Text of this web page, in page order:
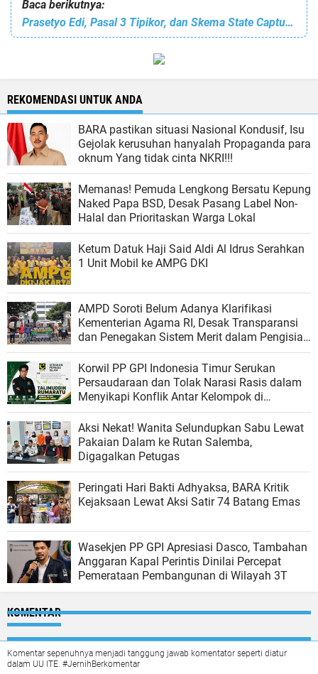
Baca berikutnya:
Prasetyo Edi, Pasal 3 Tipikor, dan Skema State Capture di Balik Pengadaan Tanah DKI
REKOMENDASI UNTUK ANDA
BARA pastikan situasi Nasional Kondusif, Isu
Gejolak kerusuhan hanyalah Propaganda para
oknum Yang tidak cinta NKRI!!!
Memanas! Pemuda Lengkong Bersatu Kepung
Naked Papa BSD, Desak Pasang Label Non-
Halal dan Prioritaskan Warga Lokal
Ketum Datuk Haji Said Aldi Al Idrus Serahkan
1 Unit Mobil ke AMPG DKI
AMPD Soroti Belum Adanya Klarifikasi
Kementerian Agama RI, Desak Transparansi
dan Penegakan Sistem Merit dalam Pengisian
Jabatan
Korwil PP GPI Indonesia Timur Serukan
Persaudaraan dan Tolak Narasi Rasis dalam
Menyikapi Konflik Antar Kelompok di
Matraman
Aksi Nekat! Wanita Selundupkan Sabu Lewat
Pakaian Dalam ke Rutan Salemba,
Digagalkan Petugas
Peringati Hari Bakti Adhyaksa, BARA Kritik
Kejaksaan Lewat Aksi Satir 74 Batang Emas
Wasekjen PP GPI Apresiasi Dasco, Tambahan
Anggaran Kapal Perintis Dinilai Percepat
Pemerataan Pembangunan di Wilayah 3T
KOMENTAR
Komentar sepenuhnya menjadi tanggung jawab komentator seperti diatur
dalam UU ITE. #JernihBerkomentar